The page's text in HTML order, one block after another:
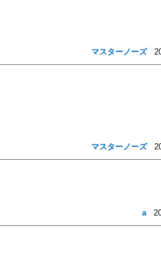
マスターノーズ
マスターノーズ
a